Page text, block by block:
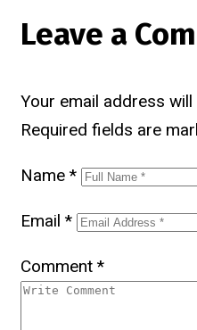
Leave a
Your email address
Required fields are
Name *
Email *
Comment *